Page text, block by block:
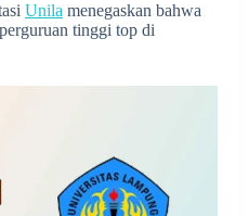
Unila menegaskan bahwa
tinggi top di